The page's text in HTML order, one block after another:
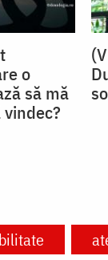
o
să mă